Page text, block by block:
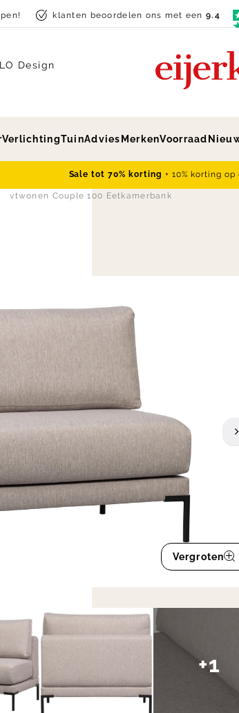
klanten beoordelen ons met een9.4
Design
VerlichtingTuinAdvies MerkenVoorraad
Sale tot 70% korting + 10% korting
vtwonen Couple 100 Eetkamerbank
Vergroten
+1